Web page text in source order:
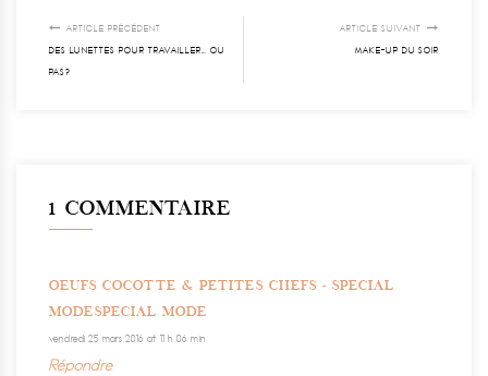
ARTICLE PRÉCÉDENT
DES LUNETTES POUR TRAVAILLER… OU
PAS?
ARTICLE SUIVANT
MAKE-UP DU SOIR
1 COMMENTAIRE
OEUFS COCOTTE & PETITES CHEFS - SPECIAL
MODESPECIAL MODE
vendredi 25 mars 2016 at 11 h 06 min
Répondre